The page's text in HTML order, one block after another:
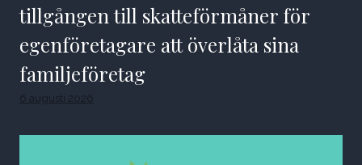
tillgången till skatteförmåner för
egenföretagare att överlåta sina
familjeföretag
6 augusti 2026